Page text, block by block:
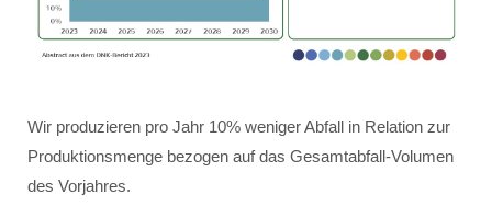
Wir produzieren pro Jahr 10% weniger Abfall in Relation zur
Produktionsmenge bezogen auf das Gesamtabfall-Volumen
des Vorjahres.